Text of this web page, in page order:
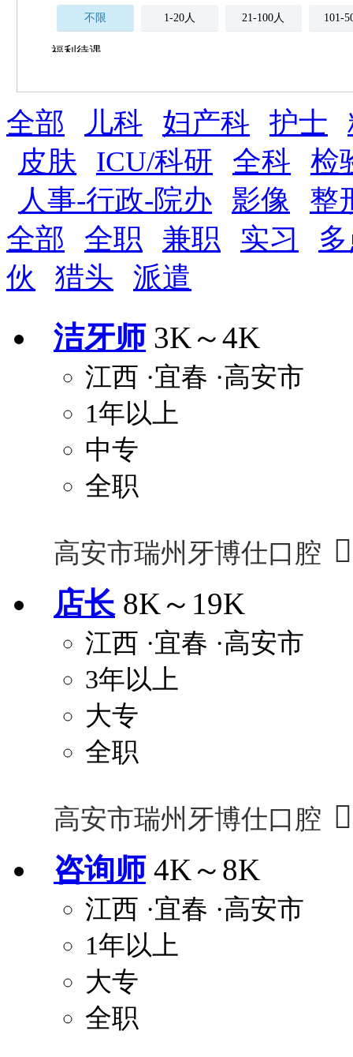
不限 1-20人 21-100人 101-
福利待遇
薪资与社保
五险 住房公积金 企业
全勤奖 加班补助 全薪病假 股票
法定节假日三薪 工龄奖 带薪年假 年终
晋升与政策
8小时工作制 周末双休
关怀与福利
包住 包吃 住房补贴
定期团建 节日福利
解决户口
员工旅游
全部 儿科 妇产科 护士
皮肤
ICU/科研 全科
检
人事-行政-院办
影像
整
全部
全职 兼职 实习
伙
猎头 派遣
洁牙师 3K～4K
江西 ·宜春 ·高安市
1年以上
中专
全职
高安市瑞州牙博仕口腔 
店长 8K～19K
江西 ·宜春 ·高安市
3年以上
大专
全职
高安市瑞州牙博仕口腔 
咨询师 4K～8K
江西 ·宜春 ·高安市
1年以上
大专
全职